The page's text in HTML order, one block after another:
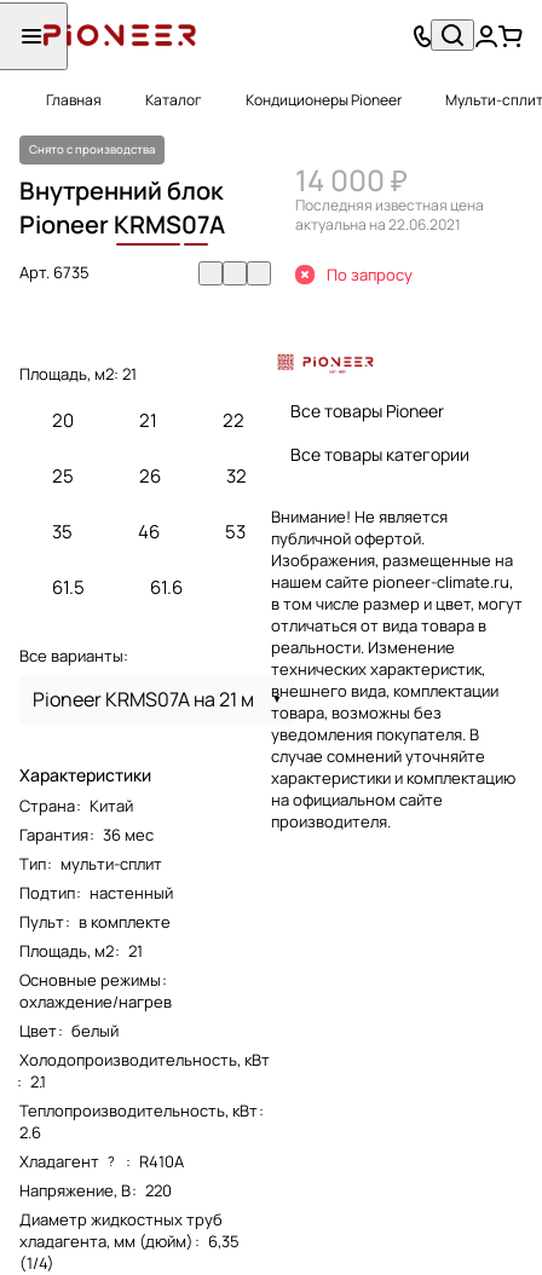
Главная Каталог Кондиционеры Pioneer Мульти-
Снято с производства
Внутренний блок
PioneerKRMS07A
Арт.6735
Площадь, м2: 21
20 21 22
25 26 32
35 46 53
61.5 61.6
Все варианты:
Pioneer KRMS07A на 21 м
Характеристики
Страна: Китай
Гарантия: 36 мес
Тип: мульти-сплит
Подтип: настенный
Пульт: в комплекте
Площадь, м2: 21
Основные режимы:
охлаждение/нагрев
Цвет: белый
Холодопроизводительность, кВт
: 2.1
Теплопроизводительность, кВт:
2.6
Хладагент ? : R410A
Напряжение, В: 220
Диаметр жидкостных труб
хладагента, мм (дюйм) : 6,35
(1/4)
14 000 ₽
Последняя известная цена
актуальна на 22.06.2021
По запросу
Все товары Pioneer
Все товары категории
Внимание! Не является
публичной офертой.
Изображения, размещенные на
нашем сайте pioneer-climate.ru,
в том числе размер и цвет, могут
отличаться от вида товара в
реальности. Изменение
технических характеристик,
внешнего вида, комплектации
товара, возможны без
уведомления покупателя. В
случае сомнений уточняйте
характеристики и комплектацию
на официальном сайте
производителя.